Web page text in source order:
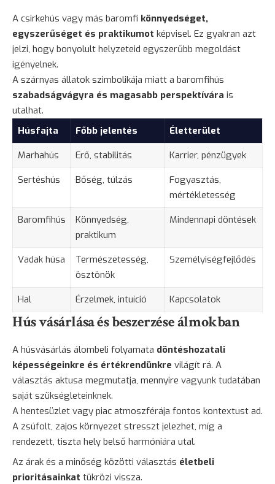
A csirkehús vagy más baromfi könnyedséget,
egyszerűséget és praktikumot képvisel. Ez gyakran azt
jelzi, hogy bonyolult helyzeteid egyszerűbb megoldást
igényelnek.
A szárnyas állatok szimbolikája miatt a baromfihús
szabadságvágyra és magasabb perspektívára is
utalhat.
Húsfajta
Főbb jelentés
Életterület
Marhahús
Erő, stabilitás
Karrier, pénzügyek
Sertéshús
Bőség, túlzás
Fogyasztás,
mértékletesség
Baromfihús
Könnyedség,
praktikum
Mindennapi döntések
Vadak húsa
Természetesség,
ösztönök
Személyiségfejlődés
Hal Érzelmek, intuíció Kapcsolatok
Hús vásárlása és beszerzése álmokban
A húsvásárlás álombeli folyamata döntéshozatali
képességeinkre és értékrendünkre világít rá. A
választás aktusa megmutatja, mennyire vagyunk tudatában
saját szükségleteinknek.
A hentesüzlet vagy piac atmoszférája fontos kontextust ad.
A zsúfolt, zajos környezet stresszt jelezhet, míg a
rendezett, tiszta hely belső harmóniára utal.
Az árak és a minőség közötti választás életbeli
prioritásainkat tükrözi vissza.